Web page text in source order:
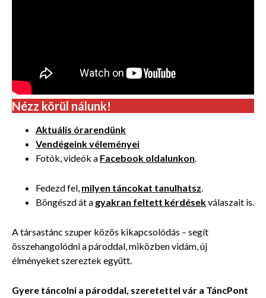
Nézz körül nálunk!
Aktuális órarendünk
Vendégeink véleményei
Fotók, videók a Facebook oldalunkon.
Fedezd fel, milyen táncokat tanulhatsz.
Böngészd át a gyakran feltett kérdésekválaszait is.
A társastánc szuper közös kikapcsolódás – segít
összehangolódni a pároddal, miközben vidám, új
élményeket szereztek együtt.
Gyere táncolni a pároddal, szeretettel vár a TáncPont